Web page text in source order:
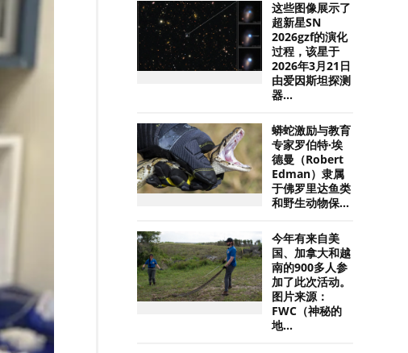
这些图像展示了
超新星SN
2026gzf的演化
过程，该星于
2026年3月21日
由爱因斯坦探测
器...
蟒蛇激励与教育
专家罗伯特·埃
德曼（Robert
Edman）隶属
于佛罗里达鱼类
和野生动物保...
今年有来自美
国、加拿大和越
南的900多人参
加了此次活动。
图片来源：
FWC（神秘的
地...